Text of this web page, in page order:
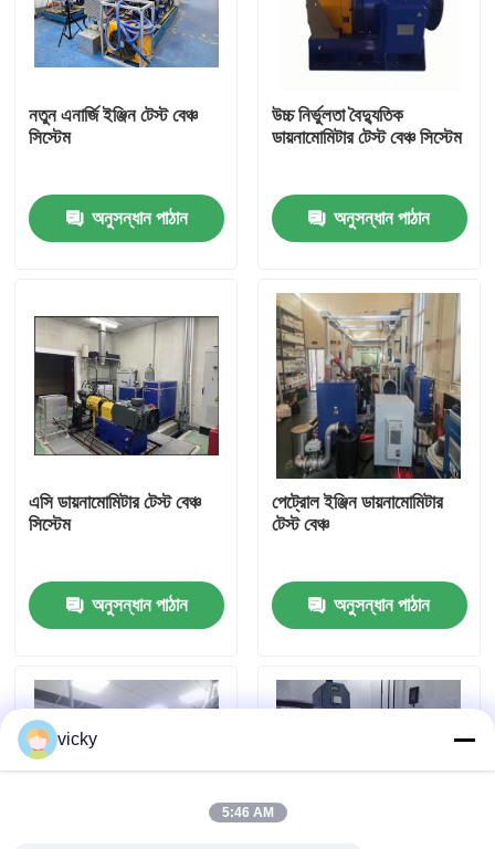
আমাদের সম্বন্ধে
কারখানা ভ্রমণ
গুণগত মান নিয়ন্ত্রণ
খবর
মামলা
টর্ক ডায়নামিটার
নতুন এনার্জি ইঞ্জিন টেস্ট বেঞ্চ
সিস্টেম
অনুসন্ধান পাঠান
উচ্চ নির্ভুলতা বৈদ্যুতিক
ডায়নামোমিটার টেস্ট বেঞ্চ সিস্টেম
অনুসন্ধান পাঠান
এসি ডায়নামোমিটার টেস্ট বেঞ্চ
সিস্টেম
অনুসন্ধান পাঠান
পেট্রোল ইঞ্জিন ডায়নামোমিটার
টেস্ট বেঞ্চ
অনুসন্ধান পাঠান
vicky
5:46 AM